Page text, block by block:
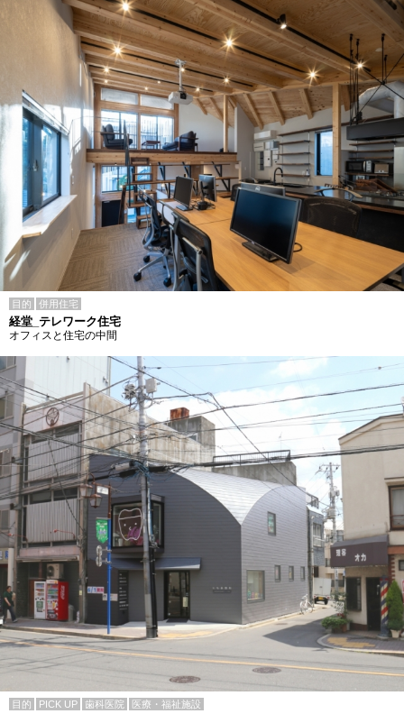
目的 併用住宅
経堂_テレワーク住宅
オフィスと住宅の中間
目的 PICK UP 歯科医院 医療・福祉施設